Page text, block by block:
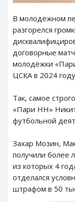
В молодёжном
разгорелся
договорные
молодёжки
ЦСКА в 2024
Так, самое
«Пари НН»
футбольной
Захар Мозин,
получили более
из которых 4
отделался
штрафом в 50